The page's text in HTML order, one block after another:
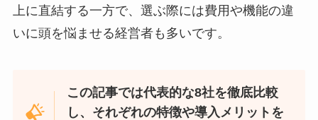
上に直結する一方で、選ぶ際には費用や機能の違
いに頭を悩ませる経営者も多いです。
この記事では代表的な8社を徹底比較
し、それぞれの特徴や導入メリットを